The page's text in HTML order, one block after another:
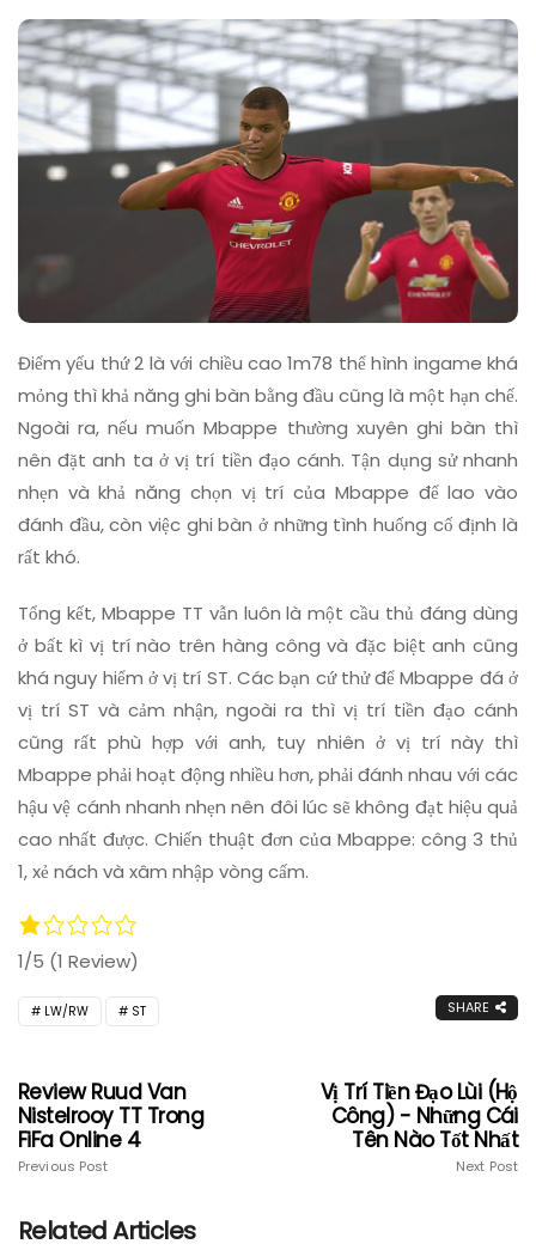
Điểm yếu thứ 2 là với chiều cao 1m78 thể hình ingame khá
mỏng thì khả năng ghi bàn bằng đầu cũng là một hạn chế.
Ngoài ra, nếu muốn Mbappe thường xuyên ghi bàn thì
nên đặt anh ta ở vị trí tiền đạo cánh. Tận dụng sử nhanh
nhẹn và khả năng chọn vị trí của Mbappe để lao vào
đánh đầu, còn việc ghi bàn ở những tình huống cố định là
rất khó.
Tổng kết, Mbappe TT vẫn luôn là một cầu thủ đáng dùng
ở bất kì vị trí nào trên hàng công và đặc biệt anh cũng
khá nguy hiểm ở vị trí ST. Các bạn cứ thử để Mbappe đá ở
vị trí ST và cảm nhận, ngoài ra thì vị trí tiền đạo cánh
cũng rất phù hợp với anh, tuy nhiên ở vị trí này thì
Mbappe phải hoạt động nhiều hơn, phải đánh nhau với các
hậu vệ cánh nhanh nhẹn nên đôi lúc sẽ không đạt hiệu quả
cao nhất được. Chiến thuật đơn của Mbappe: công 3 thủ
1, xẻ nách và xâm nhập vòng cấm.
1/5 (1 Review)
LW/RW ST SHARE
Review Ruud Van
Nistelrooy TT Trong
FiFa Online 4
Previous Post
Vị Trí Tiền Đạo Lùi (Hộ
Công) - Những Cái
Tên Nào Tốt Nhất
Next Post
Related Articles